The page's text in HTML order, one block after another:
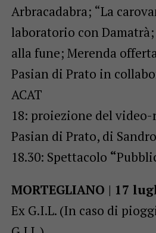
Arbracadabra; “La
laboratorio con
alla fune; Merenda
Pasian di Prato in
ACAT
18: proiezione del video-
Pasian di Prato, di
18.30: Spettacolo “
MORTEGLIANO | 17
Ex G.I.L. (In caso di